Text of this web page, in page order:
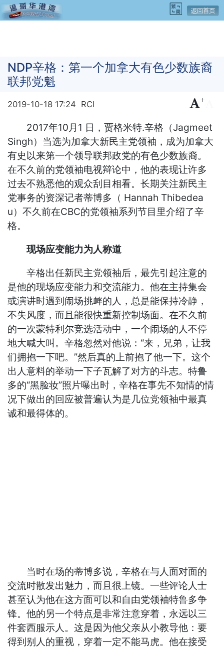
NDP辛格：第一个加拿大有色少数族裔
联邦党魁
2019-10-18 17:24 RCI +
2017年10月1 日，贾格米特.辛格（Jagmeet
Singh）当选为加拿大新民主党领袖，成为加拿大
有史以来第一个领导联邦政党的有色少数族裔。
在不久前的党领袖电视辩论中，他的表现让许多
过去不熟悉他的观众刮目相看。长期关注新民主
党事务的资深记者蒂博多（ Hannah Thibedea
u）不久前在CBC的党领袖系列节目里介绍了辛
格。
现场应变能力为人称道
辛格出任新民主党领袖后，最先引起注意的
是他的现场应变能力和交流能力。他在主持集会
或演讲时遇到闹场挑衅的人，总是能保持冷静，
不失风度，而且能很快重新控制场面。在不久前
的一次蒙特利尔竞选活动中，一个闹场的人不停
地大喊大叫。辛格忽然对他说：“来，兄弟，让我
们拥抱一下吧。”然后真的上前抱了他一下。这个
出人意料的举动一下子瓦解了对方的斗志。特鲁
多的“黑脸妆”照片曝出时，辛格在事先不知情的情
况下做出的回应被普遍认为是几位党领袖中最真
诚和最得体的。
当时在场的蒂博多说，辛格在与人面对面的
交流时散发出魅力，而且很上镜。一些评论人士
甚至认为他在这方面可以和自由党领袖特鲁多争
锋。他的另一个特点是非常注意穿着，永远以三
件套西服示人。这是因为他父亲从小教导他：要
得到别人的重视，穿着一定不能马虎。他在接受